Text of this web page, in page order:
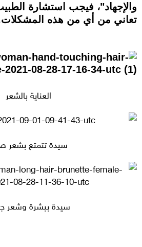
والإجهاد"، فيجب استشارة
تعاني من أي من هذه
العناية بالشعر
سيدة تتمتع بشعر
سيدة ببشرة وشعر